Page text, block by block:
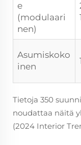
e
(modulaari
nen)
Asumiskoko
inen
Tietoja 350
noudattaa näitä
(2024 Interior